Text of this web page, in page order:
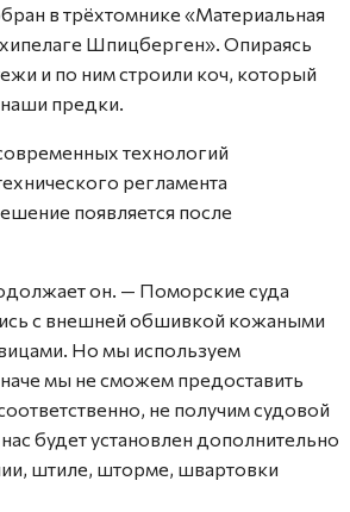
в трёхтомнике «Материальная
Шпицберген». Опираясь
и по ним строили коч, который
наши предки.
технологий
регламента
появляется после
он. — Поморские суда
с внешней обшивкой кожаными
Но мы используем
мы не сможем предоставить
не получим судовой
будет установлен дополнительно
штиле, шторме, швартовки